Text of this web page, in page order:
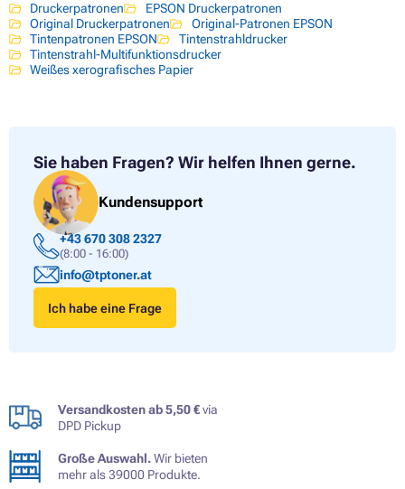
Druckerpatronen
EPSON Druckerpatronen
Original Druckerpatronen
Original-Patronen EPSON
Tintenpatronen EPSON
Tintenstrahldrucker
Tintenstrahl-Multifunktionsdrucker
Weißes xerografisches Papier
Sie haben Fragen? Wir helfen Ihnen gerne.
Kundensupport
+43 670 308 2327
(8:00 - 16:00)
info@tptoner.at
Ich habe eine Frage
Versandkosten ab 5,50 €via
DPD Pickup
Große Auswahl.Wir bieten
mehr als 39000 Produkte.